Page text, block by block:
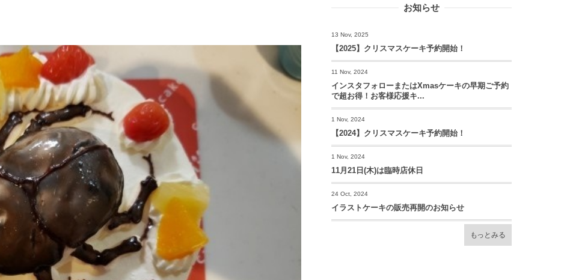
お知らせ
13 Nov, 2025
【2025】クリスマスケーキ予約開始！
11 Nov, 2024
インスタフォローまたはXmasケーキの早期ご予約
で超お得！お客様応援キ...
1 Nov, 2024
【2024】クリスマスケーキ予約開始！
1 Nov, 2024
11月21日(木)は臨時店休日
24 Oct, 2024
イラストケーキの販売再開のお知らせ
もっとみる